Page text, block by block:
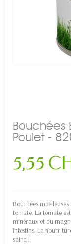
Bouchées
Poulet -
5,55
Bouchées
tomate. La tomate
minéraux et du
intestins. La
saine !